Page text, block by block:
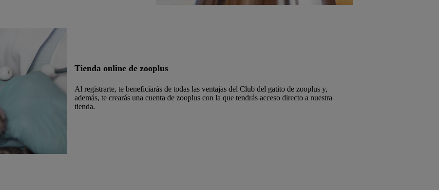
Tienda online de zooplus
Al registrarte, te beneficiarás de todas las ventajas del Club del gatito de zooplus y,
además, te crearás una cuenta de zooplus con la que tendrás acceso directo a nuestra
tienda.